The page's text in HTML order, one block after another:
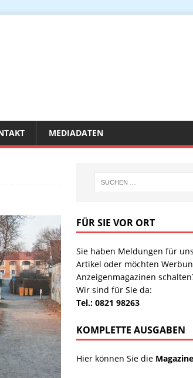
MEDIADATEN
FÜR SIE VOR ORT
Sie haben Meldungen für
Artikel oder möchten
Anzeigenmagazinen
Wir sind für Sie da:
Tel.: 0821 98263
KOMPLETTE AUSGABEN
Hier können Sie die